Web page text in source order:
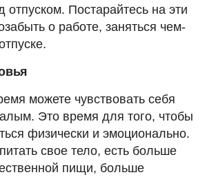
отпуском. Постарайтесь на эти
о работе, заняться чем-
можете чувствовать себя
Это время для того, чтобы
физически и эмоционально.
свое тело, есть больше
пищи, больше